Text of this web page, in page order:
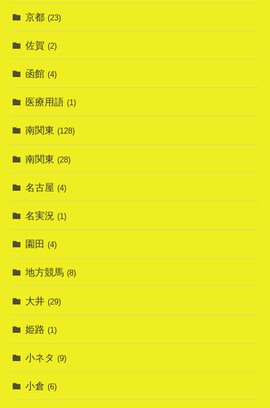
京都 (23)
佐賀 (2)
函館 (4)
医療用語 (1)
南関東 (128)
南関東 (28)
名古屋 (4)
名実況 (1)
園田 (4)
地方競馬 (8)
大井 (29)
姫路 (1)
小ネタ (9)
小倉 (6)